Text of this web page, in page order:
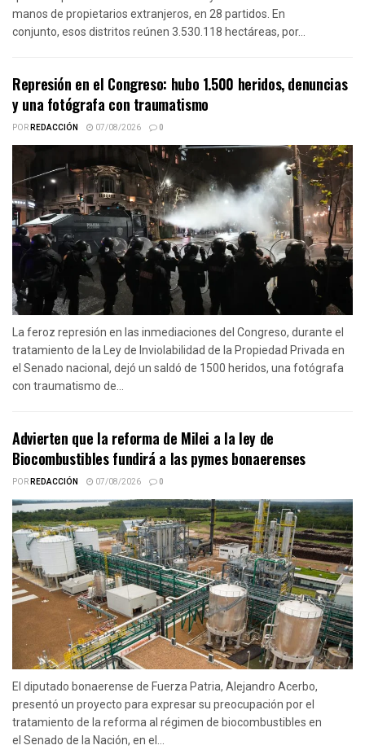
manos de propietarios extranjeros, en 28 partidos. En
conjunto, esos distritos reúnen 3.530.118 hectáreas, por...
Represión en el Congreso: hubo 1.500 heridos, denuncias
y una fotógrafa con traumatismo
PORREDACCIÓN 07/08/2026 0
La feroz represión en las inmediaciones del Congreso, durante el
tratamiento de la Ley de Inviolabilidad de la Propiedad Privada en
el Senado nacional, dejó un saldó de 1500 heridos, una fotógrafa
con traumatismo de...
Advierten que la reforma de Milei a la ley de
Biocombustibles fundirá a las pymes bonaerenses
PORREDACCIÓN 07/08/2026 0
El diputado bonaerense de Fuerza Patria, Alejandro Acerbo,
presentó un proyecto para expresar su preocupación por el
tratamiento de la reforma al régimen de biocombustibles en
el Senado de la Nación, en el...